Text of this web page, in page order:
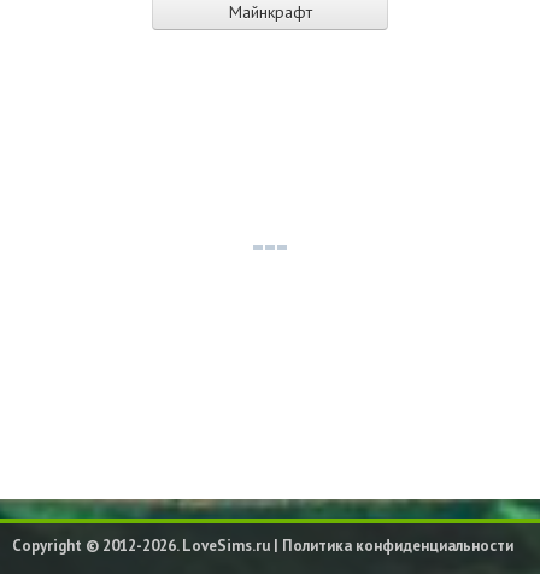
Майнкрафт
Copyright © 2012-2026. LoveSims.ru | Политика конфиденциальности